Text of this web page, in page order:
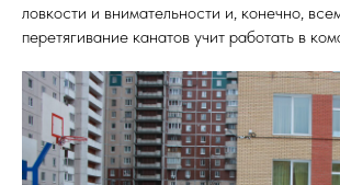
ловкости и внимательности и, конечно,
перетягивание канатов учит работать в